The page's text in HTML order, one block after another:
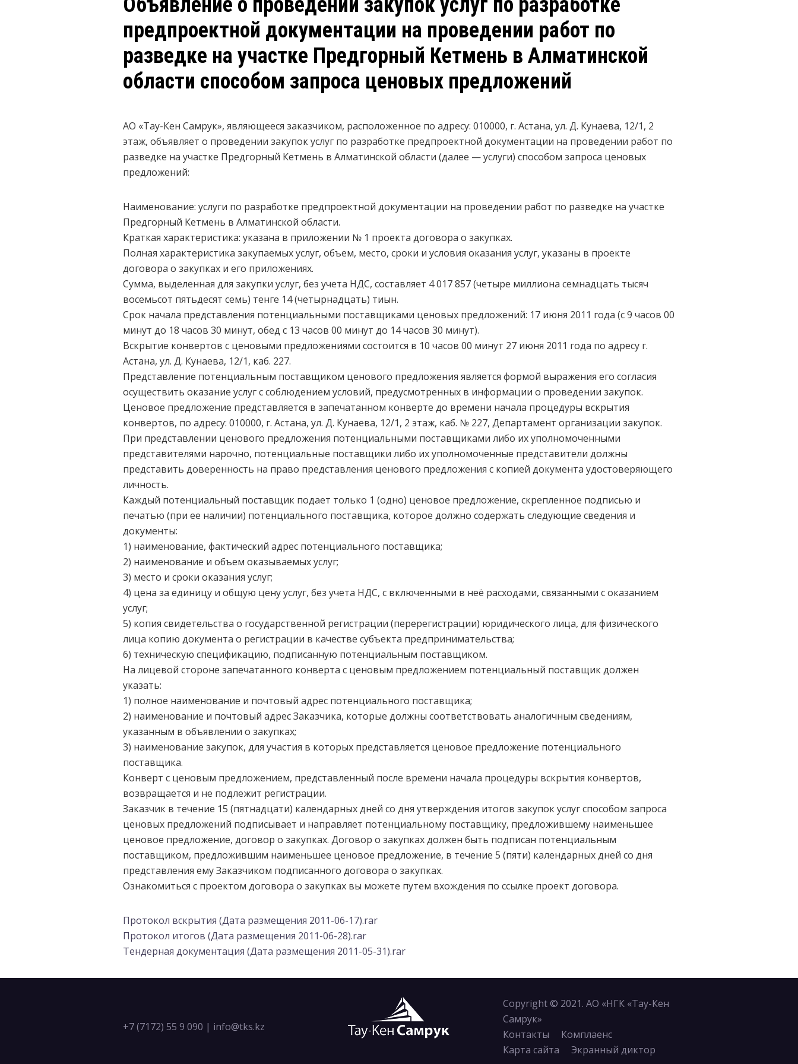
предпроектной документации на проведении работ по
разведке на участке Предгорный Кетмень в Алматинской
области способом запроса ценовых предложений
АО «Тау-Кен Самрук», являющееся заказчиком, расположенное по адресу: 010000, г. Астана, ул. Д. Кунаева, 12/1, 2
этаж, объявляет о проведении закупок услуг по разработке предпроектной документации на проведении работ по
разведке на участке Предгорный Кетмень в Алматинской области (далее — услуги) способом запроса ценовых
предложений:
Наименование: услуги по разработке предпроектной документации на проведении работ по разведке на участке
Предгорный Кетмень в Алматинской области.
Краткая характеристика: указана в приложении № 1 проекта договора о закупках.
Полная характеристика закупаемых услуг, объем, место, сроки и условия оказания услуг, указаны в проекте
договора о закупках и его приложениях.
Сумма, выделенная для закупки услуг, без учета НДС, составляет 4 017 857 (четыре миллиона семнадцать тысяч
восемьсот пятьдесят семь) тенге 14 (четырнадцать) тиын.
Срок начала представления потенциальными поставщиками ценовых предложений: 17 июня 2011 года (с 9 часов 00
минут до 18 часов 30 минут, обед с 13 часов 00 минут до 14 часов 30 минут).
Вскрытие конвертов с ценовыми предложениями состоится в 10 часов 00 минут 27 июня 2011 года по адресу г.
Астана, ул. Д. Кунаева, 12/1, каб. 227.
Представление потенциальным поставщиком ценового предложения является формой выражения его согласия
осуществить оказание услуг с соблюдением условий, предусмотренных в информации о проведении закупок.
Ценовое предложение представляется в запечатанном конверте до времени начала процедуры вскрытия
конвертов, по адресу: 010000, г. Астана, ул. Д. Кунаева, 12/1, 2 этаж, каб. № 227, Департамент организации закупок.
При представлении ценового предложения потенциальными поставщиками либо их уполномоченными
представителями нарочно, потенциальные поставщики либо их уполномоченные представители должны
представить доверенность на право представления ценового предложения с копией документа удостоверяющего
личность.
Каждый потенциальный поставщик подает только 1 (одно) ценовое предложение, скрепленное подписью и
печатью (при ее наличии) потенциального поставщика, которое должно содержать следующие сведения и
документы:
1) наименование, фактический адрес потенциального поставщика;
2) наименование и объем оказываемых услуг;
3) место и сроки оказания услуг;
4) цена за единицу и общую цену услуг, без учета НДС, с включенными в неё расходами, связанными с оказанием
услуг;
5) копия свидетельства о государственной регистрации (перерегистрации) юридического лица, для физического
лица копию документа о регистрации в качестве субъекта предпринимательства;
6) техническую спецификацию, подписанную потенциальным поставщиком.
На лицевой стороне запечатанного конверта с ценовым предложением потенциальный поставщик должен
указать:
1) полное наименование и почтовый адрес потенциального поставщика;
2) наименование и почтовый адрес Заказчика, которые должны соответствовать аналогичным сведениям,
указанным в объявлении о закупках;
3) наименование закупок, для участия в которых представляется ценовое предложение потенциального
поставщика.
Конверт с ценовым предложением, представленный после времени начала процедуры вскрытия конвертов,
возвращается и не подлежит регистрации.
Заказчик в течение 15 (пятнадцати) календарных дней со дня утверждения итогов закупок услуг способом запроса
ценовых предложений подписывает и направляет потенциальному поставщику, предложившему наименьшее
ценовое предложение, договор о закупках. Договор о закупках должен быть подписан потенциальным
поставщиком, предложившим наименьшее ценовое предложение, в течение 5 (пяти) календарных дней со дня
представления ему Заказчиком подписанного договора о закупках.
Ознакомиться с проектом договора о закупках вы можете путем вхождения по ссылке проект договора.
Протокол вскрытия (Дата размещения 2011-06-17).rar
Протокол итогов (Дата размещения 2011-06-28).rar
Тендерная документация (Дата размещения 2011-05-31).rar
+7 (7172) 55 9 090 | info@tks.kz
Copyright © 2021. АО «НГК «Тау-Кен
Самрук»
Контакты
Комплаенс
Карта сайта
Экранный диктор